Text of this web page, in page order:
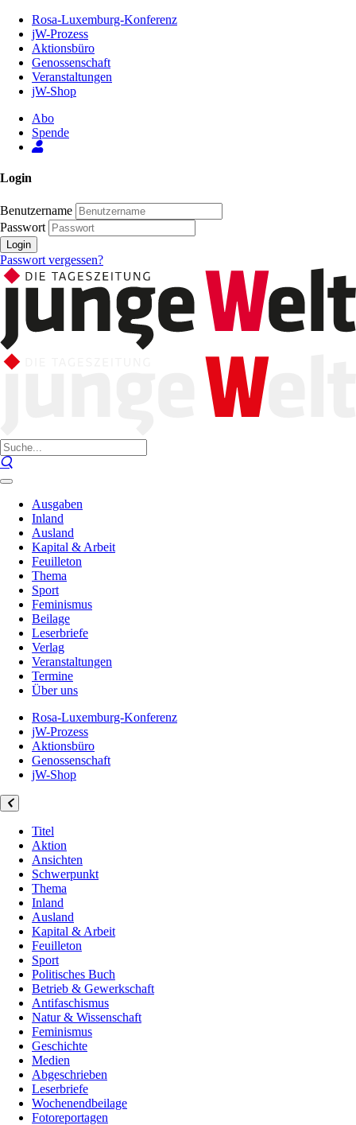
Inhalt
Seite
Rosa-Luxemburg-Konferenz
jW-Prozess
Aktionsbüro
Genossenschaft
Veranstaltungen
jW-Shop
Abo
Spende
Login
Benutzername
Passwort
Login
Passwort vergessen?
Ausgaben
Inland
Ausland
Kapital & Arbeit
Feuilleton
Thema
Sport
Feminismus
Beilage
Leserbriefe
Verlag
Veranstaltungen
Termine
Über uns
Rosa-Luxemburg-Konferenz
jW-Prozess
Aktionsbüro
Genossenschaft
jW-Shop
Titel
Aktion
Ansichten
Schwerpunkt
Thema
Inland
Ausland
Kapital & Arbeit
Feuilleton
Sport
Politisches Buch
Betrieb & Gewerkschaft
Antifaschismus
Natur & Wissenschaft
Feminismus
Geschichte
Medien
Abgeschrieben
Leserbriefe
Wochenendbeilage
Fotoreportagen